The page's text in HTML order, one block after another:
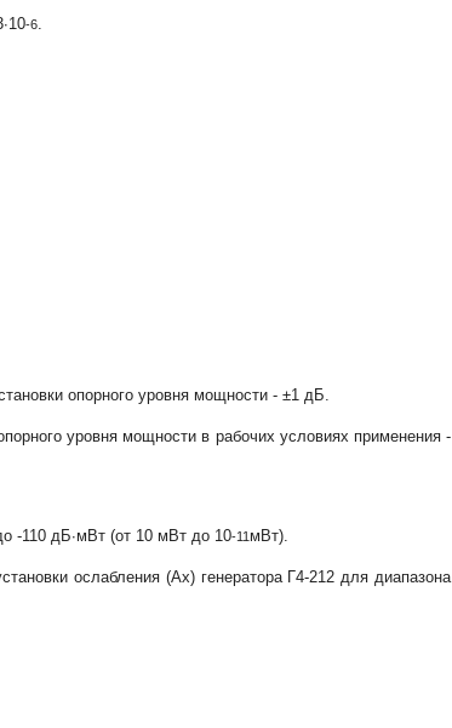
-6.
опорного уровня мощности - ±1 дБ.
уровня мощности в рабочих условиях применения -
-110 дБ∙мВт (от 10 мВт до 10-11 мВт).
ослабления (Ax) генератора Г4-212 для диапазона